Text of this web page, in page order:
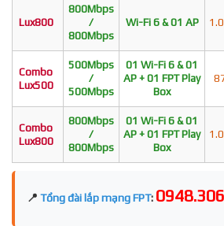
Lux800
800Mbps
/
800Mbps
Wi-Fi 6 & 01 AP
Combo
Lux500
500Mbps
/
500Mbps
01 Wi-Fi 6 & 01
AP + 01 FPT Play
Box
Combo
Lux800
800Mbps
/
800Mbps
01 Wi-Fi 6 & 01
AP + 01 FPT Play
Box
📍 Tổng đài lắp mạng FPT: